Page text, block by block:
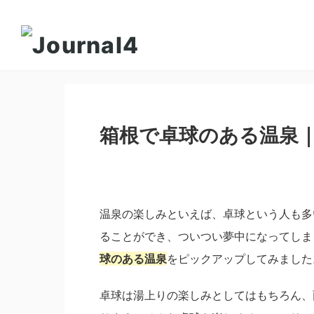
箱根で卓球のある温泉
温泉の楽しみといえば、卓球という人も
ることができ、ついつい夢中になってし
球のある温泉をピックアップしてみまし
卓球は湯上りの楽しみとしてはもちろん